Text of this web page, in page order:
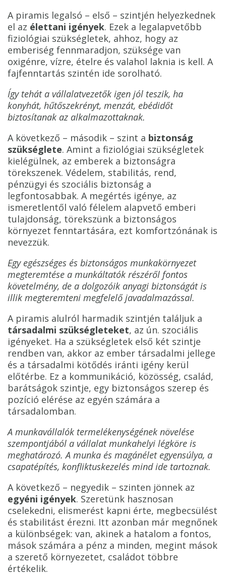
A piramis legalsó – első – szintjén helyezkednek
el az élettani igények. Ezek a legalapvetőbb
fiziológiai szükségletek, ahhoz, hogy az
emberiség fennmaradjon, szüksége van
oxigénre, vízre, ételre és valahol laknia is kell. A
fajfenntartás szintén ide sorolható.
Így tehát a vállalatvezetők igen jól teszik, ha
konyhát, hűtőszekrényt, menzát, ebédidőt
biztosítanak az alkalmazottaknak.
A következő – második – szint a biztonság
szükséglete. Amint a fiziológiai szükségletek
kielégülnek, az emberek a biztonságra
törekszenek. Védelem, stabilitás, rend,
pénzügyi és szociális biztonság a
legfontosabbak. A megértés igénye, az
ismeretlentől való félelem alapvető emberi
tulajdonság, törekszünk a biztonságos
környezet fenntartására, ezt komfortzónának is
nevezzük.
Egy egészséges és biztonságos munkakörnyezet
megteremtése a munkáltatók részéről fontos
követelmény, de a dolgozóik anyagi biztonságát is
illik megteremteni megfelelő javadalmazással.
A piramis alulról harmadik szintjén találjuk a
társadalmi szükségleteket, az ún. szociális
igényeket. Ha a szükségletek első két szintje
rendben van, akkor az ember társadalmi jellege
és a társadalmi kötődés iránti igény kerül
előtérbe. Ez a kommunikáció, közösség, család,
barátságok szintje, egy biztonságos szerep és
pozíció elérése az egyén számára a
társadalomban.
A munkavállalók termelékenységének növelése
szempontjából a vállalat munkahelyi légköre is
meghatározó. A munka és magánélet egyensúlya, a
csapatépítés, konfliktuskezelés mind ide tartoznak.
A következő – negyedik – szinten jönnek az
egyéni igények. Szeretünk hasznosan
cselekedni, elismerést kapni érte, megbecsülést
és stabilitást érezni. Itt azonban már megnőnek
a különbségek: van, akinek a hatalom a fontos,
mások számára a pénz a minden, megint mások
a szerető környezetet, családot többre
értékelik.